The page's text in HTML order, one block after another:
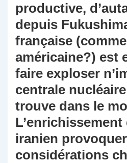
productive,
depuis
française (comme
américaine?) est
faire exploser
centrale
trouve dans le
L’enrichissement
iranien
considérations